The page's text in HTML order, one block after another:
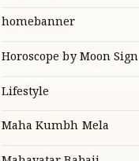
homebanner
Horoscope by Moon Sign
Lifestyle
Maha Kumbh Mela